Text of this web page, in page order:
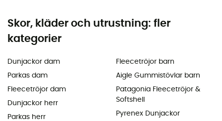
Skor, kläder och utrustning: fler
kategorier
Dunjackor dam
Parkas dam
Fleecetröjor dam
Dunjackor herr
Parkas herr
Fleecetröjor barn
Aigle Gummistövlar barn
Patagonia Fleecetröjor &
Softshell
Pyrenex Dunjackor